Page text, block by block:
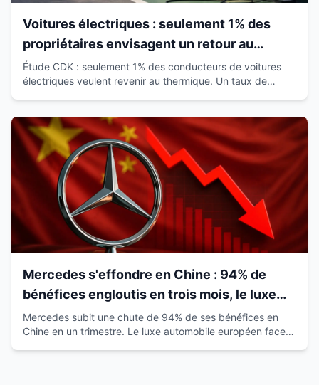
Voitures électriques : seulement 1% des
propriétaires envisagent un retour au
thermique
Étude CDK : seulement 1% des conducteurs de voitures
électriques veulent revenir au thermique. Un taux de
Mercedes s'effondre en Chine : 94% de
bénéfices engloutis en trois mois, le luxe
européen vacille
Mercedes subit une chute de 94% de ses bénéfices en
Chine en un trimestre. Le luxe automobile européen face à